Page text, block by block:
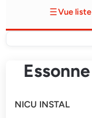
Vue liste
Essonne
NICU INSTAL